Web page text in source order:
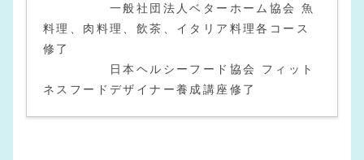
一般社団法人ベターホーム協会 魚
料理、肉料理、飲茶、イタリア料理各コース
修了
日本ヘルシーフード協会 フィット
ネスフードデザイナー養成講座修了